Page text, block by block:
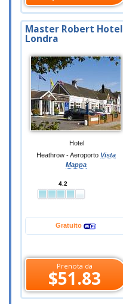
Master Robert Hotel
Londra
Hotel
Heathrow - Aeroporto Vista
Mappa
4.2
Gratuito
Prenota da
$51.83